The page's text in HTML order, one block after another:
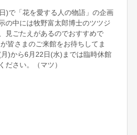
)で「花を愛する人の物語」の企画
の中には牧野富太郎博士のツツジ
見ごたえがあるのでおすすめで
皆さまのご来館をお待ちしてま
)から6月22日(水)までは臨時休館
ださい。（マツ）